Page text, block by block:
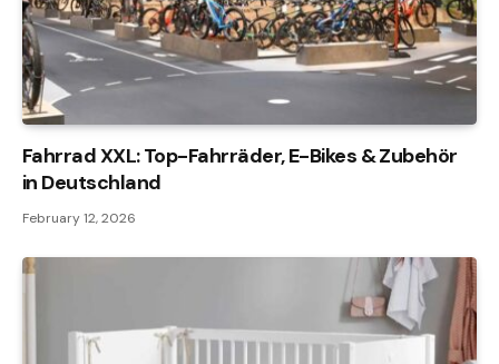
Fahrrad XXL: Top-Fahrräder, E-Bikes & Zubehör
in Deutschland
February 12, 2026